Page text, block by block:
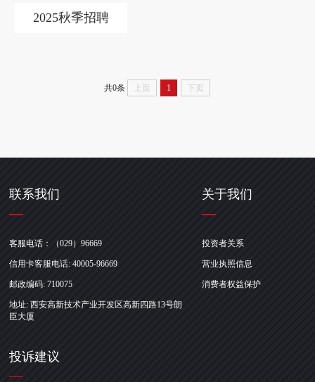
2025秋季招聘
共0条 上页 1 下页
联系我们
客服电话：（029）96669
信用卡客服电话: 40005-96669
邮政编码: 710075
地址: 西安高新技术产业开发区高新四路13号朗
臣大厦
关于我们
投资者关系
营业执照信息
消费者权益保护
投诉建议